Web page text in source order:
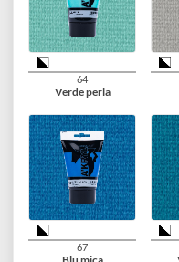
58
Oro argentato